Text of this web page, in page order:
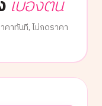
เบื้องต้น
าทันที, ไม่กดราคา